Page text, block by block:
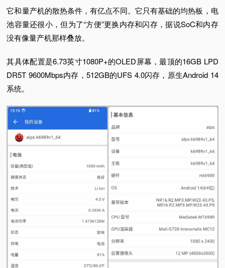
它和量产机的散热条件，有亿点不同。它只有基础的均热板，电
池容量还很小，但为了“方便”更换内存和闪存，据说SoC和内存
没有像量产机那样叠放。
其具体配置是6.73英寸1080P+的OLED屏幕，最顶的16GB LPD
DR5T 9600Mbps内存，512GB的UFS 4.0闪存，原生Android 14
系统。